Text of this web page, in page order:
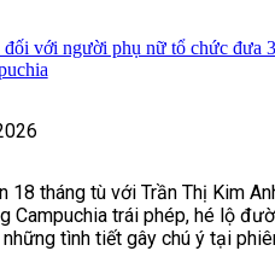
với người phụ nữ tổ chức đưa 3
18 tháng tù với Trần Thị Kim
Campuchia trái phép, hé lộ
tình tiết gây chú ý tại